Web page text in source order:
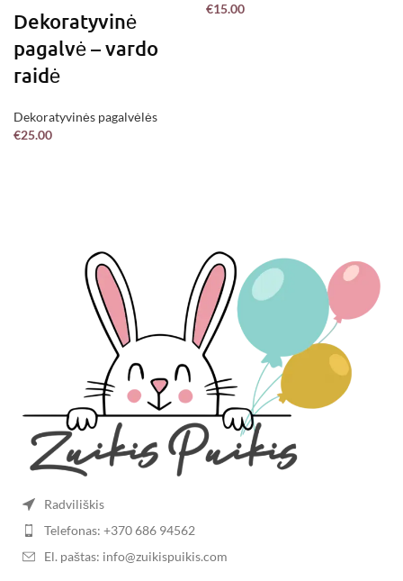
Dekoratyvinė
pagalvė – vardo
raidė
Dekoratyvinės pagalvėlės
€25.00
€15.00
Radviliškis
Telefonas: +370 686 94562
El. paštas: info@zuikispuikis.com